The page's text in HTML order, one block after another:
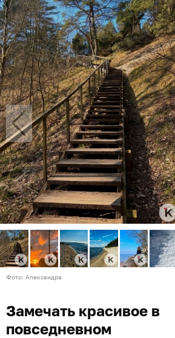
Фото: Александра
Замечать красивое в
повседневном